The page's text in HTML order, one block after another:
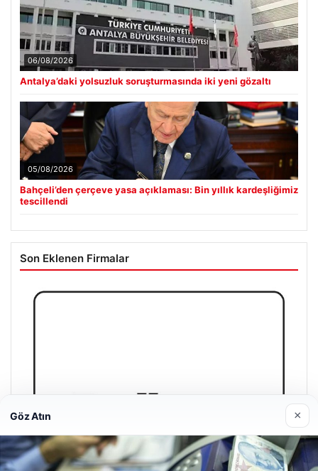
06/08/2026
Antalya’daki yolsuzluk soruşturmasında iki yeni gözaltı
05/08/2026
Bahçeli’den çerçeve yasa açıklaması: Bin yıllık kardeşliğimiz
tescillendi
Son Eklenen Firmalar
Göz Atın ×